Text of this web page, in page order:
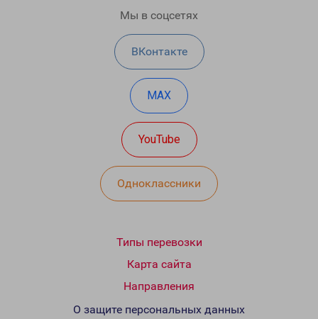
Мы в соцсетях
ВКонтакте
MAX
YouTube
Одноклассники
Типы перевозки
Карта сайта
Направления
О защите персональных данных